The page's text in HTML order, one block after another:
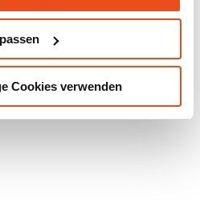
Cookies verwenden